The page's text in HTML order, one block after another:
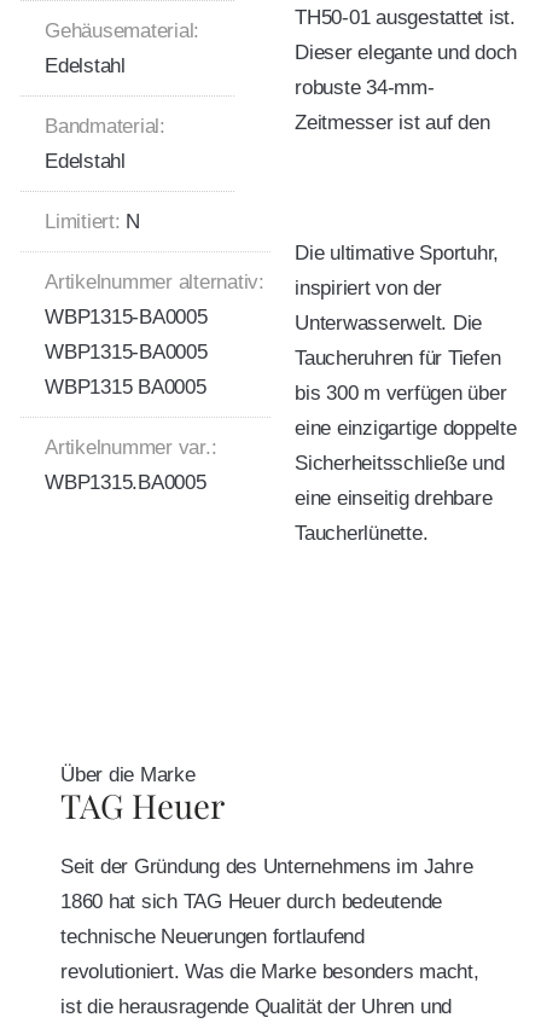
Gehäusematerial:
Edelstahl
Bandmaterial:
Edelstahl
Limitiert: N
Artikelnummer alternativ:
WBP1315-BA0005
WBP1315-BA0005
WBP1315 BA0005
Artikelnummer var.:
WBP1315.BA0005
TH50-01 ausgestattet ist.
Dieser elegante und doch
robuste 34-mm-
Zeitmesser ist auf den
Die ultimative Sportuhr,
inspiriert von der
Unterwasserwelt. Die
Taucheruhren für Tiefen
bis 300 m verfügen über
eine einzigartige doppelte
Sicherheitsschließe und
eine einseitig drehbare
Taucherlünette.
Über die Marke
TAG Heuer
Seit der Gründung des Unternehmens im Jahre
1860 hat sich TAG Heuer durch bedeutende
technische Neuerungen fortlaufend
revolutioniert. Was die Marke besonders macht,
ist die herausragende Qualität der Uhren und